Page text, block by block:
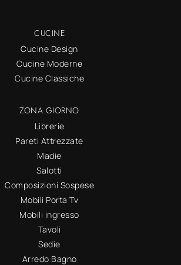
CUCINE
Cucine Design
Cucine Moderne
Cucine Classiche
ZONA GIORNO
Librerie
Pareti Attrezzate
Madie
Salotti
Composizioni Sospese
Mobili Porta Tv
Mobili ingresso
Tavoli
Sedie
Arredo Bagno